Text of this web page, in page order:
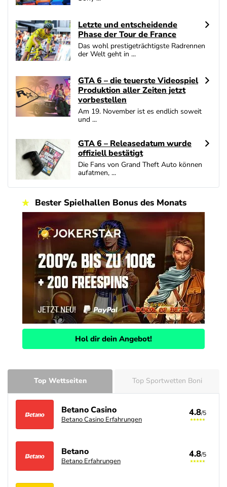
200 % Bonus + 10 Freispiele täglich
bet-at-home Bonus
100% bis zu 100€
AGB gelten
4.6/5
Zum Casino Bonus Vergleich
Letzte und entscheidende
Phase der Tour de France
Das wohl prestigeträchtigste Radrennen
der Welt geht in ...
GTA 6 – die teuerste Videospiel
Produktion aller Zeiten jetzt
vorbestellen
Am 19. November ist es endlich soweit
und ...
GTA 6 – Releasedatum wurde
offiziell bestätigt
Die Fans von Grand Theft Auto können
aufatmen, ...
Bester Spielhallen Bonus des Monats
Hol dir dein Angebot!
Top Wettseiten Top Sportwetten Boni
Betano Casino
Betano Casino Erfahrungen
4.8/5
Betano
Betano Erfahrungen
4.8/5